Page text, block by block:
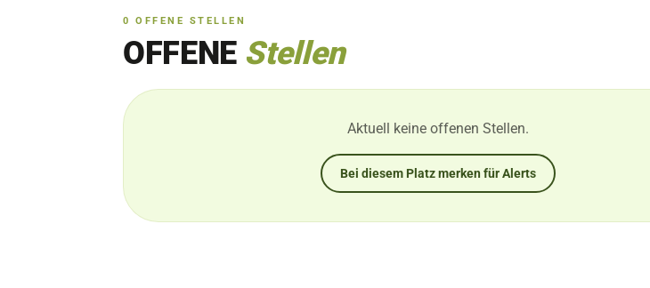
0 OFFENE STELLEN
OFFENE Stellen
Aktuell keine offenen Stellen.
Bei diesem Platz merken für Alerts